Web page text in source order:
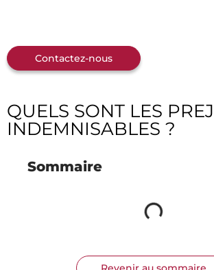
Contactez-nous
QUELS SONT LES
INDEMNISABLES ?
Sommaire